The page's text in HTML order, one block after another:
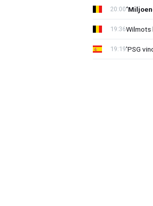
20:00
Wilmots
19:36
'PSG
19:19